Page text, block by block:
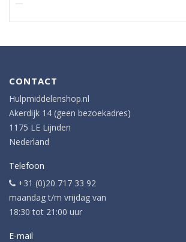
CONTACT
Hulpmiddelenshop.nl
Akerdijk 14 (geen bezoekadres)
1175 LE Lijnden
Nederland
Telefoon
+31 (0)20 717 33 92
maandag t/m vrijdag van
18:30 tot 21:00 uur
E-mail